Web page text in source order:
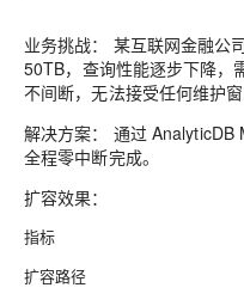
业务挑战：
某互联网金融公
50TB，查询性能逐步下降，
不间断，无法接受任何维护窗
解决方案：
通过 AnalyticDB
全程零中断完成。
扩容效果：
指标
扩容路径